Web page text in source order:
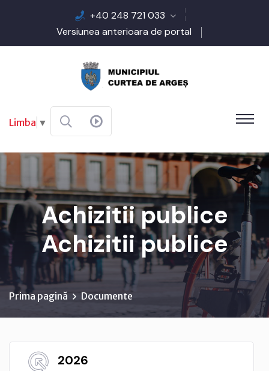
+40 248 721 033
Versiunea anterioara de portal
Limba ▼
Achizitii publice
Achizitii publice
Prima pagină Documente
2026